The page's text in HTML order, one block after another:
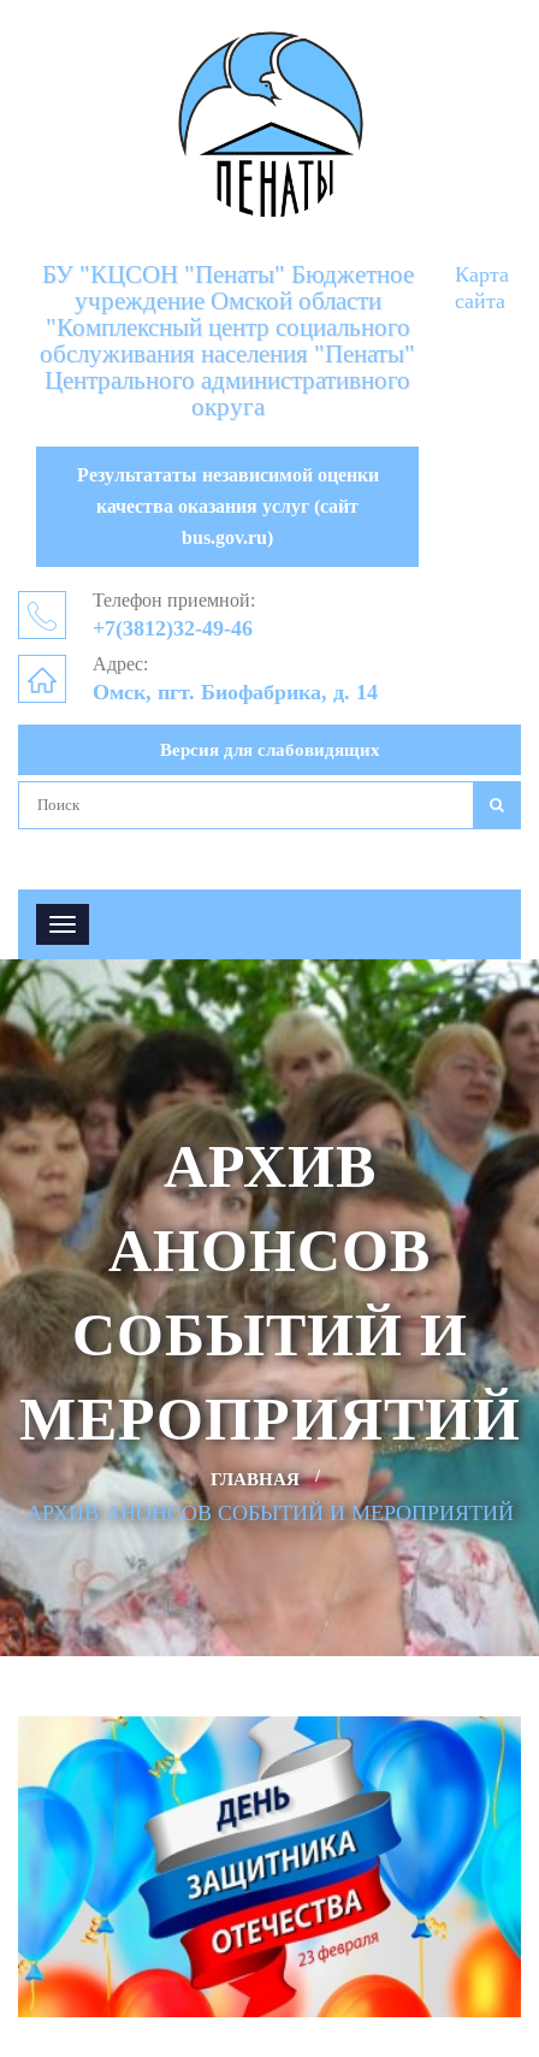
БУ "КЦСОН "Пенаты" Бюджетное
учреждение Омской области
"Комплексный центр социального
обслуживания населения "Пенаты"
Центрального административного
округа
Результататы независимой оценки
качества оказания услуг (сайт
bus.gov.ru)
Карта
сайта
Телефон приемной:
+7(3812)32-49-46
Адрес:
Омск, пгт. Биофабрика, д. 14
Версия для слабовидящих
АРХИВ
АНОНСОВ
СОБЫТИЙ И
МЕРОПРИЯТИЙ
ГЛАВНАЯ
АРХИВ АНОНСОВ СОБЫТИЙ И МЕРОПРИЯТИЙ